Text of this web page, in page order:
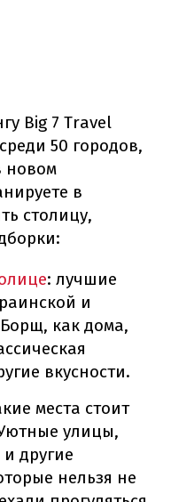
Big 7 Travel
среди 50 городов,
новом
в
столицу,
: лучшие
и
как дома,
вкусности.
места стоит
улицы,
другие
нельзя не